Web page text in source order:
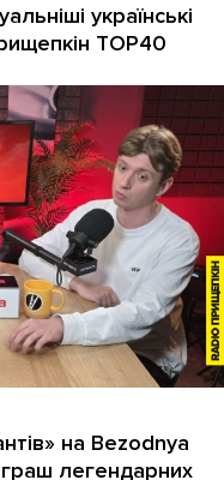
українські
TOP40
на Bezodnya
легендарних